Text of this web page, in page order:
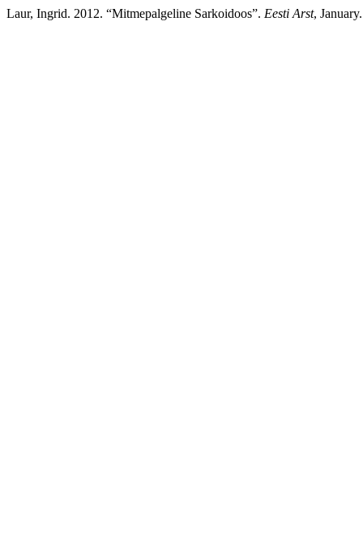
Laur, Ingrid. 2012. “Mitmepalgeline Sarkoidoos”. Eesti Arst,